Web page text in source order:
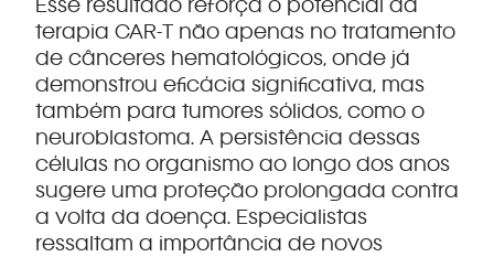
Esse resultado reforça o potencial da
terapia CAR-T não apenas no tratamento
de cânceres hematológicos, onde já
demonstrou eficácia significativa, mas
também para tumores sólidos, como o
neuroblastoma. A persistência dessas
células no organismo ao longo dos anos
sugere uma proteção prolongada contra
a volta da doença. Especialistas
ressaltam a importância de novos